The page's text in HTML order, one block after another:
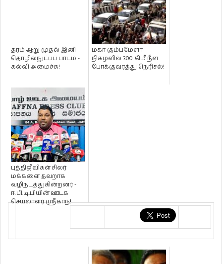
தரம் ஆறு முதல் இனி
தொழில்நுட்பப் பாடம் -
கல்வி அமைச்சு!
மகா கும்பமேளா
நிகழ்வில் 300 கிமீ நீள
போக்குவரத்து நெரிசல்!
புத்திஜீவிகள் சிலர்
மக்களை தவறாக
வழிநடத்துகின்றனர் -
ஈ.பி.டி.பியின் ஊடக
செயலாளர் ஸ்ரீகாந்!